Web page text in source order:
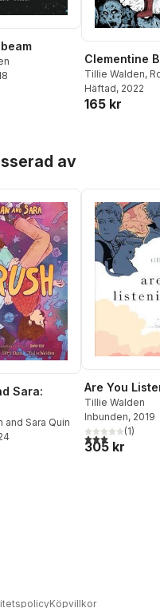
Clementine
Tillie Walden,
Kirkman
Häftad, 2022
165 kr
av
Sara:
and Sara Quin
Are You
Tillie Walden
Inbunden, 2019
3,0utav 5(1)
305 kr
Köpvillkor